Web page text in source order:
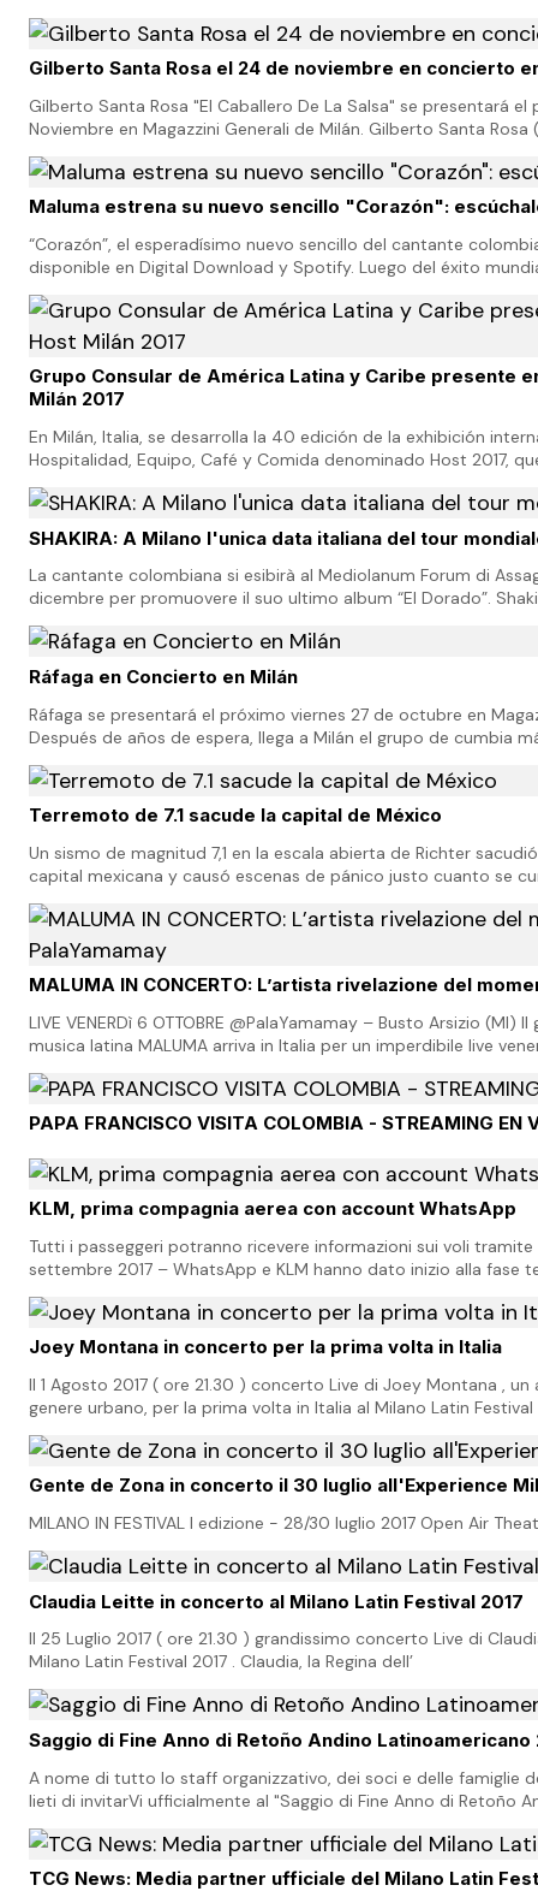
proyectos que favorezcan la integraci…
Gilberto Santa Rosa el 24 de noviembre en concierto
Gilberto Santa Rosa "El Caballero De La Salsa" se presentará
Noviembre en Magazzini Generali de Milán. Gilberto Santa Rosa
Maluma estrena su nuevo sencillo "Corazón":
“Corazón”, el esperadísimo nuevo sencillo del cantante
disponible en Digital Download y Spotify. Luego del éxito
más de 1000 millones de reprodu…
Grupo Consular de América Latina y Caribe presente
Milán 2017
En Milán, Italia, se desarrolla la 40 edición de la exhibición
Hospitalidad, Equipo, Café y Comida denominado Host 2017,
octubre y continuará hasta el 24 de est…
SHAKIRA: A Milano l'unica data italiana del tour
La cantante colombiana si esibirà al Mediolanum Forum di
dicembre per promuovere il suo ultimo album “El Dorado”.
anche in Italia con il suo “El Dorado…
Ráfaga en Concierto en Milán
Ráfaga se presentará el próximo viernes 27 de octubre en
Después de años de espera, llega a Milán el grupo de cumbia
Terremoto de 7.1 sacude la capital de México
Un sismo de magnitud 7,1 en la escala abierta de Richter
capital mexicana y causó escenas de pánico justo cuanto se
poderoso terremoto que provocó miles d…
MALUMA IN CONCERTO: L’artista rivelazione del
LIVE VENERDì 6 OTTOBRE @PalaYamamay – Busto Arsizio (MI)
musica latina MALUMA arriva in Italia per un imperdibile live
PAPA FRANCISCO VISITA COLOMBIA - STREAMING EN
KLM, prima compagnia aerea con account WhatsApp
Tutti i passeggeri potranno ricevere informazioni sui voli
settembre 2017 – WhatsApp e KLM hanno dato inizio alla fase
servizio su WhatsApp. KLM ora offre ai…
Joey Montana in concerto per la prima volta in Italia
Il 1 Agosto 2017 ( ore 21.30 ) concerto Live di Joey Montana ,
genere urbano, per la prima volta in Italia al Milano Latin Festival
Gente de Zona in concerto il 30 luglio all'Experience
MILANO IN FESTIVAL I edizione - 28/30 luglio 2017 Open Air
Claudia Leitte in concerto al Milano Latin Festival 2017
Il 25 Luglio 2017 ( ore 21.30 ) grandissimo concerto Live di
Milano Latin Festival 2017 . Claudia, la Regina dell’
Saggio di Fine Anno di Retoño Andino Latinoamericano
A nome di tutto lo staff organizzativo, dei soci e delle famiglie
lieti di invitarVi ufficialmente al "Saggio di Fine Anno di Retoño
TCG News: Media partner ufficiale del Milano Latin